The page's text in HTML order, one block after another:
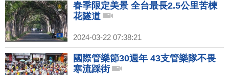
春季限定美景 全台最長2.5公里苦楝
花隧道
2024-03-22 07:38:21
國際管樂節30週年 43支管樂隊不畏
寒流踩街